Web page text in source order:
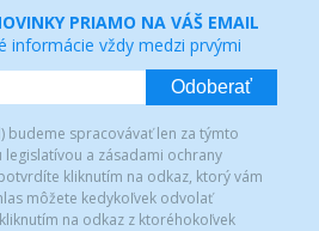
PRIAMO NA VÁŠ EMAIL
informácie vždy medzi prvými
Odoberať
budeme spracovávať len za týmto
a zásadami ochrany
kliknutím na odkaz, ktorý vám
môžete kedykoľvek odvolať
na odkaz z ktoréhokoľvek